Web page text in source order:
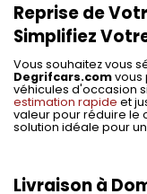
Reprise de
Simplifiez
Vous souhaitez vous
Degrifcars.comvous
véhicules d'occasion
estimation rapide et
valeur pour réduire le
solution idéale pour
Livraison à